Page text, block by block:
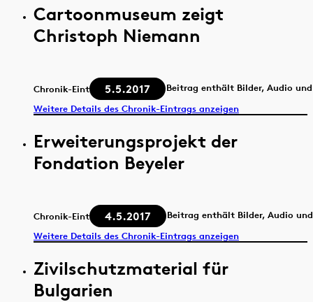
Cartoonmuseum zeigt
Christoph Niemann
Chronik-Eintrag 5.5.2017
Beitrag enthält Bilder, Audio
Weitere Details des Chronik-Eintrags anzeigen
Erweiterungsprojekt der
Fondation Beyeler
Chronik-Eintrag 4.5.2017
Beitrag enthält Bilder, Audio
Weitere Details des Chronik-Eintrags anzeigen
Zivilschutzmaterial für
Bulgarien